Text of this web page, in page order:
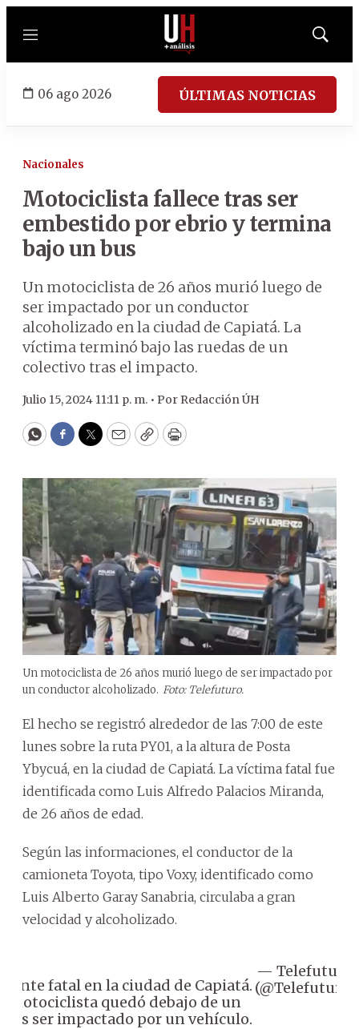
Menú
Mostrar
06 ago 2026 ÚLTIMAS NOTICIAS
Nacionales
Motociclista fallece tras ser
embestido por ebrio y termina
bajo un bus
Un motociclista de 26 años murió luego de
ser impactado por un conductor
alcoholizado en la ciudad de Capiatá. La
víctima terminó bajo las ruedas de un
colectivo tras el impacto.
Julio 15, 2024 11:11 p. m. • Por Redacción ÚH
WhatsApp
Facebook
Twitter
EmailCopyPrint
Un motociclista de 26 años murió luego de ser impactado por
un conductor alcoholizado. Foto: Telefuturo.
El hecho se registró alrededor de las 7:00 de este
lunes sobre la ruta PY01, a la altura de Posta
Ybycuá, en la ciudad de Capiatá. La víctima fatal fue
identificada como Luis Alfredo Palacios Miranda,
de 26 años de edad.
Según las informaciones, el conductor de la
camioneta Toyota, tipo Voxy, identificado como
Luis Alberto Garay Sanabria, circulaba a gran
velocidad y alcoholizado.
fatal en la ciudad de Capiatá.
motociclista quedó debajo de un
ser impactado por un vehículo.
— Telefuturo
(@Telefuturo)